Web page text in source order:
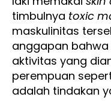
timbulnya toxic
maskulinitas
anggapan
aktivitas yang
perempuan
adalah tindakan